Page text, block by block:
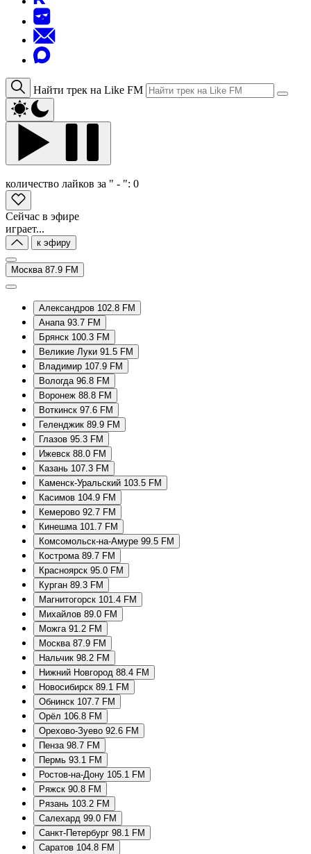
Найти трек на Like FM
количество лайков за " - ": 0
Сейчас в эфире
играет...
к эфиру
Москва 87.9 FM
Александров 102.8 FM
Анапа 93.7 FM
Брянск 100.3 FM
Великие Луки 91.5 FM
Владимир 107.9 FM
Вологда 96.8 FM
Воронеж 88.8 FM
Воткинск 97.6 FM
Геленджик 89.9 FM
Глазов 95.3 FM
Ижевск 88.0 FM
Казань 107.3 FM
Каменск-Уральский 103.5 FM
Касимов 104.9 FM
Кемерово 92.7 FM
Кинешма 101.7 FM
Комсомольск-на-Амуре 99.5 FM
Кострома 89.7 FM
Красноярск 95.0 FM
Курган 89.3 FM
Магнитогорск 101.4 FM
Михайлов 89.0 FM
Можга 91.2 FM
Москва 87.9 FM
Нальчик 98.2 FM
Нижний Новгород 88.4 FM
Новосибирск 89.1 FM
Обнинск 107.7 FM
Орёл 106.8 FM
Орехово-Зуево 92.6 FM
Пенза 98.7 FM
Пермь 93.1 FM
Ростов-на-Дону 105.1 FM
Ряжск 90.8 FM
Рязань 103.2 FM
Салехард 99.0 FM
Санкт-Петербург 98.1 FM
Саратов 104.8 FM